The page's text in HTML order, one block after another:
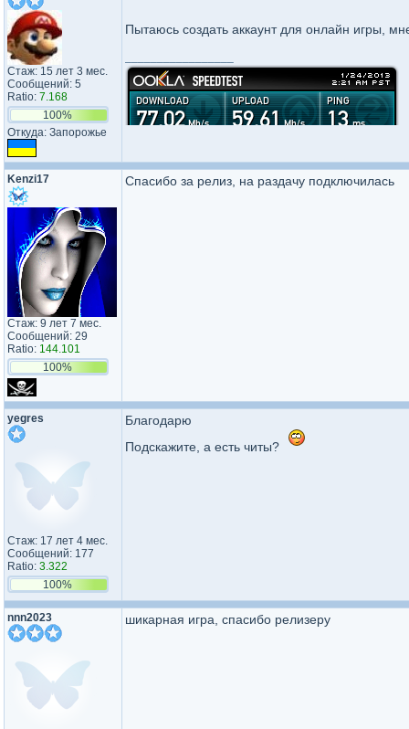
Стаж: 15 лет 3 мес.
Сообщений: 5
Ratio: 7.168
100%
Откуда: Запорожье
Пытаюсь создать аккаунт для онлайн игры,
Kenzi17
Стаж: 9 лет 7 мес.
Сообщений: 29
Ratio: 144.101
100%
Спасибо за релиз, на раздачу подключилась
yegres
Стаж: 17 лет 4 мес.
Сообщений: 177
Ratio: 3.322
100%
Благодарю
Подскажите, а есть читы?
nnn2023 шикарная игра, спасибо релизеру